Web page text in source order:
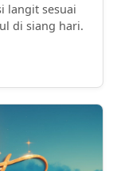
langit sesuai
di siang hari.